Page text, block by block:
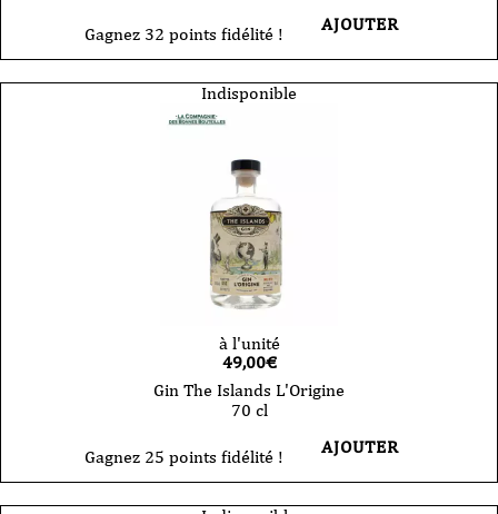
Gagnez 32 points fidélité ! AJOUTER
Indisponible
à l'unité
49,00€
Gin The Islands L'Origine
70 cl
Gagnez 25 points fidélité ! AJOUTER